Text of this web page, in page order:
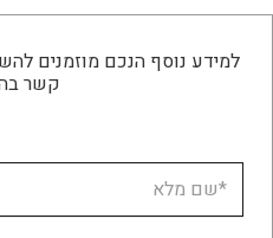
למידע נוסף הנכם מוזמנים
קשר